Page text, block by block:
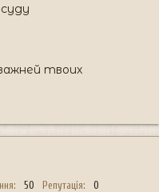
твоих
50 Репутація 0